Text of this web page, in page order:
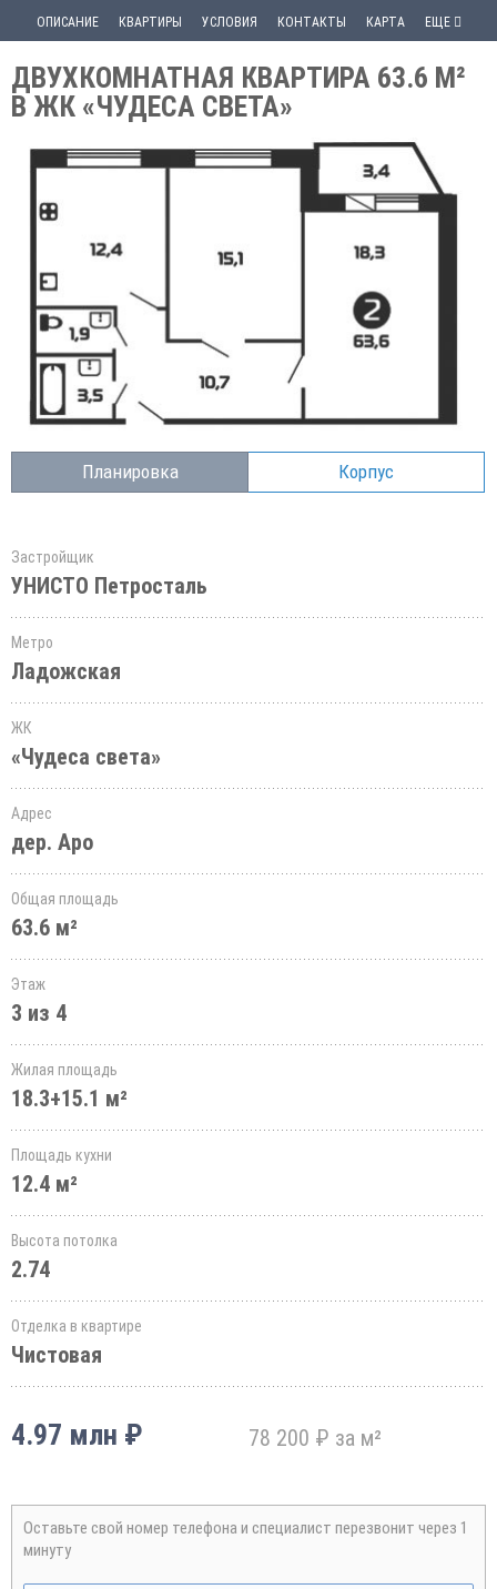
ОПИСАНИЕ КВАРТИРЫ УСЛОВИЯ КОНТАКТЫ КАРТА ЕЩЕ
ДВУХКОМНАТНАЯ КВАРТИРА 63.6 М²
В ЖК «ЧУДЕСА СВЕТА»
Планировка Корпус
Застройщик
УНИСТО Петросталь
Метро
Ладожская
ЖК
«Чудеса света»
Адрес
дер. Аро
Общая площадь
63.6 м²
Этаж
3 из 4
Жилая площадь
18.3+15.1 м²
Площадь кухни
12.4 м²
Высота потолка
2.74
Отделка в квартире
Чистовая
4.97 млн ₽ 78 200 ₽ за м²
Оставьте свой номер телефона и специалист перезвонит через 1
минуту